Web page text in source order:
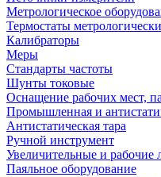
Метрологическое
Термостаты
Калибраторы
Меры
Стандарты частоты
Шунты токовые
Оснащение рабочих мест,
Промышленная и
Антистатическая тара
Ручной инструмент
Увеличительные и рабочие
Паяльное оборудование